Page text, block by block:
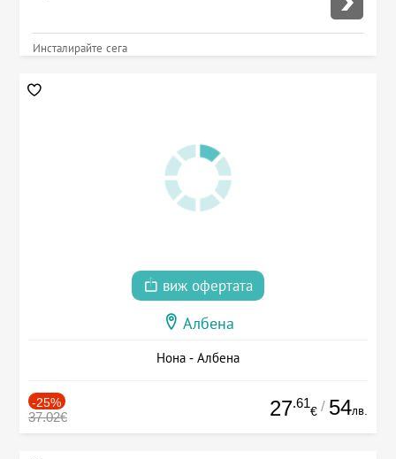
Инсталирайте сега
виж офертата
Албена
Нона - Албена
-25%
37.02€ 27.61
€ / 54лв.